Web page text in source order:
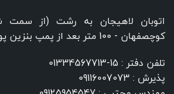
اتوبان لاهیجان به رشت (از سمت
کوچصفهان - 100 متر بعد از پمپ بنزین پورصادق ۲
تلفن دفتر : 15-01334567713
پذیرش : 09116007073